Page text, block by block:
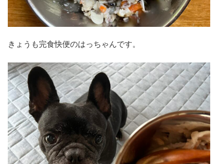
きょうも完食快便のはっちゃんです。